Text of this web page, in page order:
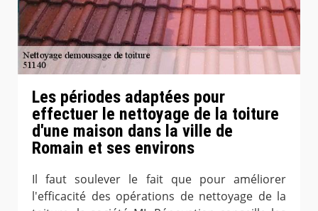
Les périodes adaptées pour
effectuer le nettoyage de la toiture
d'une maison dans la ville de
Romain et ses environs
Il faut soulever le fait que pour améliorer
l'efficacité des opérations de nettoyage de la